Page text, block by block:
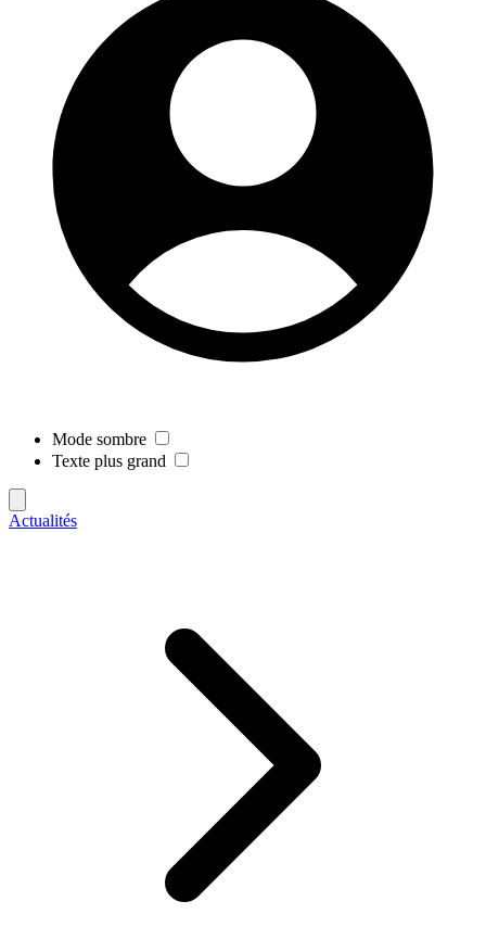
Mode sombre
Texte plus grand
Actualités